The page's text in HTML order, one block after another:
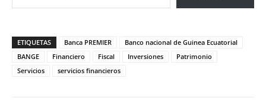
ETIQUETAS Banca PREMIER
Banco nacional de Guinea Ecuatorial
BANGE
Financiero Fiscal Inversiones
Patrimonio
Servicios
servicios financieros